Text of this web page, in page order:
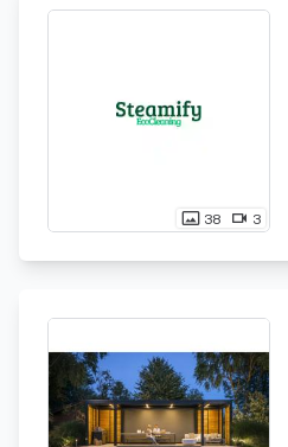
photo_size_select_actual 38 videocam 3